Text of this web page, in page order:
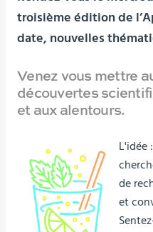
troisième édition de
date, nouvelles
Venez vous mettre
découvertes
et aux alentours.
L'idée
de
et